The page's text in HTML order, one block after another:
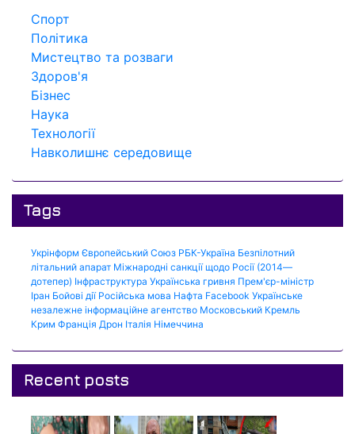
Спорт
Політика
Мистецтво та розваги
Здоров'я
Бізнес
Наука
Технології
Навколишнє середовище
Tags
Укрінформ Європейський Союз РБК-Україна Безпілотний
літальний апарат Міжнародні санкції щодо Росії (2014—
дотепер) Інфраструктура Українська гривня Прем'єр-міністр
Іран Бойові дії Російська мова Нафта Facebook Українське
незалежне інформаційне агентство Московський Кремль
Крим Франція Дрон Італія Німеччина
Recent posts